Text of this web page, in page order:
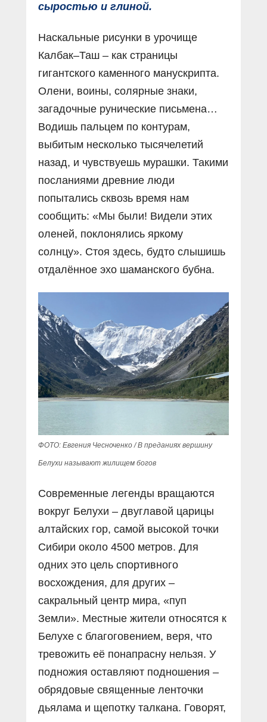
сыростью и глиной.
Наскальные рисунки в урочище
Калбак–Таш – как страницы
гигантского каменного манускрипта.
Олени, воины, солярные знаки,
загадочные рунические письмена…
Водишь пальцем по контурам,
выбитым несколько тысячелетий
назад, и чувствуешь мурашки. Такими
посланиями древние люди
попытались сквозь время нам
сообщить: «Мы были! Видели этих
оленей, поклонялись яркому
солнцу». Стоя здесь, будто слышишь
отдалённое эхо шаманского бубна.
ФОТО: Евгения Чесноченко / В преданиях вершину
Белухи называют жилищем богов
Современные легенды вращаются
вокруг Белухи – двуглавой царицы
алтайских гор, самой высокой точки
Сибири около 4500 метров. Для
одних это цель спортивного
восхождения, для других –
сакральный центр мира, «пуп
Земли». Местные жители относятся к
Белухе с благоговением, веря, что
тревожить её понапрасну нельзя. У
подножия оставляют подношения –
обрядовые священные ленточки
дьялама и щепотку талкана. Говорят,